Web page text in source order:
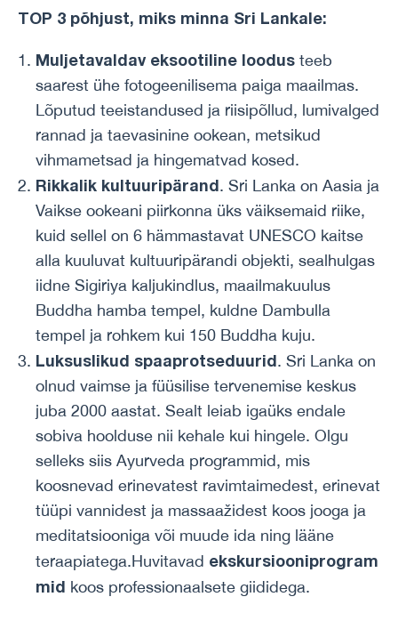
TOP 3 põhjust, miks minna Sri Lankale:
Muljetavaldav eksootiline loodus teeb
saarest ühe fotogeenilisema paiga maailmas.
Lõputud teeistandused ja riisipõllud, lumivalged
rannad ja taevasinine ookean, metsikud
vihmametsad ja hingematvad kosed.
Rikkalik kultuuripärand. Sri Lanka on Aasia ja
Vaikse ookeani piirkonna üks väiksemaid riike,
kuid sellel on 6 hämmastavat UNESCO kaitse
alla kuuluvat kultuuripärandi objekti, sealhulgas
iidne Sigiriya kaljukindlus, maailmakuulus
Buddha hamba tempel, kuldne Dambulla
tempel ja rohkem kui 150 Buddha kuju.
Luksuslikud spaaprotseduurid. Sri Lanka on
olnud vaimse ja füüsilise tervenemise keskus
juba 2000 aastat. Sealt leiab igaüks endale
sobiva hoolduse nii kehale kui hingele. Olgu
selleks siis Ayurveda programmid, mis
koosnevad erinevatest ravimtaimedest, erinevat
tüüpi vannidest ja massaažidest koos jooga ja
meditatsiooniga või muude ida ning lääne
teraapiatega.Huvitavad ekskursiooniprogram
mid koos professionaalsete giididega.